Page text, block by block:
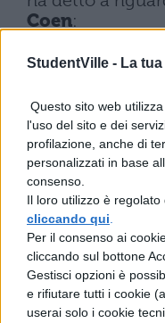
StudentVille - La
Questo sito web
l'uso del sito e dei
profilazione, anche di
personalizzati in base
consenso.
Il loro utilizzo è regolato
cliccando qui
Per il consenso ai
cliccando sul bottone
Gestisci opzioni è
e rifiutare tutti i cookie
userai solo i cookie
Coen:
“All’inizio,
quale regista
l’avrebbe diretto
prendessimo
principale. Non
avrebbe voluto
Michael ha
film, quello che
altro.”
Gli esperti
creazione di
aspettative degli